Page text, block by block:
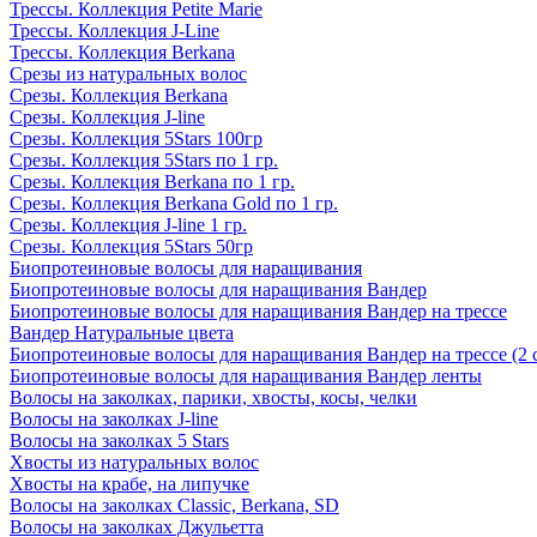
Трессы. Коллекция Petite Marie
Трессы. Коллекция J-Line
Трессы. Коллекция Berkana
Срезы из натуральных волос
Срезы. Коллекция Berkana
Срезы. Коллекция J-line
Срезы. Коллекция 5Stars 100гр
Срезы. Коллекция 5Stars по 1 гр.
Срезы. Коллекция Berkana по 1 гр.
Срезы. Коллекция Berkana Gold по 1 гр.
Срезы. Коллекция J-line 1 гр.
Срезы. Коллекция 5Stars 50гр
Биопротеиновые волосы для наращивания
Биопротеиновые волосы для наращивания Вандер
Биопротеиновые волосы для наращивания Вандер на трессе
Вандер Натуральные цвета
Биопротеиновые волосы для наращивания Вандер на трессе (2
Биопротеиновые волосы для наращивания Вандер ленты
Волосы на заколках, парики, хвосты, косы, челки
Волосы на заколках J-line
Волосы на заколках 5 Stars
Хвосты из натуральных волос
Хвосты на крабе, на липучке
Волосы на заколках Classic, Berkana, SD
Волосы на заколках Джульетта